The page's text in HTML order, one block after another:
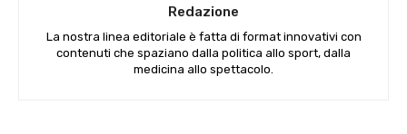
Redazione
La nostra linea editoriale è fatta di format innovativi con
contenuti che spaziano dalla politica allo sport, dalla
medicina allo spettacolo.